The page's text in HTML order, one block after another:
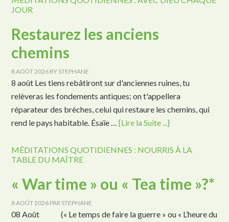
JOUR
Restaurez les anciens
chemins
8 AOÛT 2026 BY STEPHANE
8 août Les tiens rebâtiront sur d'anciennes ruines, tu
relèveras les fondements antiques; on t'appellera
réparateur des brèches, celui qui restaure les chemins, qui
rend le pays habitable. Ésaïe …[Lire la Suite ...]
MÉDITATIONS QUOTIDIENNES : NOURRIS À LA
TABLE DU MAÎTRE
« War time » ou « Tea time »?*
8 AOÛT 2026 PAR STEPHANE
08 Août (« Le temps de faire la guerre » ou « L’heure du